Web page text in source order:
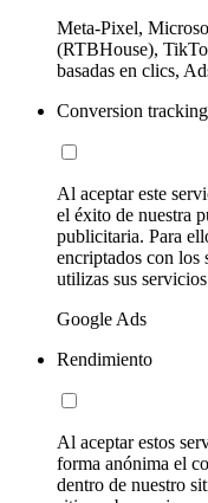
Meta-Pixel,
(RTBHouse),
basadas en clics,
Conversion
Al aceptar este
el éxito de nuestra
publicitaria. Para
encriptados con los
utilizas sus
Google Ads
Rendimiento
Al aceptar estos
forma anónima el
dentro de nuestro